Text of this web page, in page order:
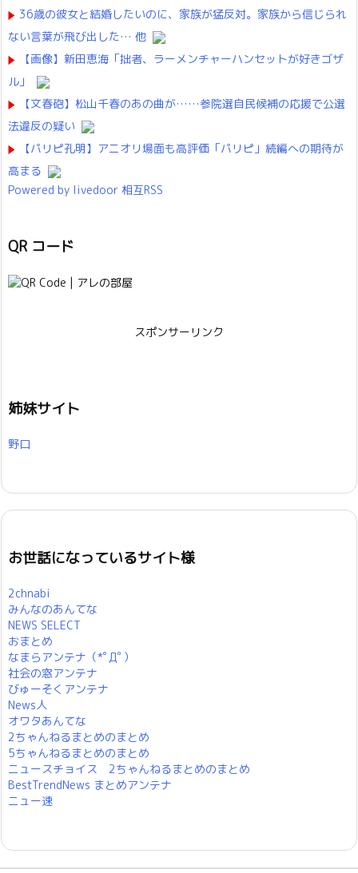
36歳の彼女と結婚したいのに、家族が猛反対。家族から信じられ
ない言葉が飛び出した… 他
【画像】新田恵海「拙者、ラーメンチャーハンセットが好きゴザ
ル」
【文春砲】松山千春のあの曲が……参院選自民候補の応援で公選
法違反の疑い
【パリピ孔明】アニオリ場面も高評価「パリピ」続編への期待が
高まる
Powered by livedoor 相互RSS
QR コード
スポンサーリンク
姉妹サイト
野口
お世話になっているサイト様
2chnabi
みんなのあんてな
NEWS SELECT
おまとめ
なまらアンテナ（*ﾟДﾟ）
社会の窓アンテナ
びゅーそくアンテナ
News人
オワタあんてな
2ちゃんねるまとめのまとめ
5ちゃんねるまとめのまとめ
ニュースチョイス 2ちゃんねるまとめのまとめ
BestTrendNews まとめアンテナ
ニュー速